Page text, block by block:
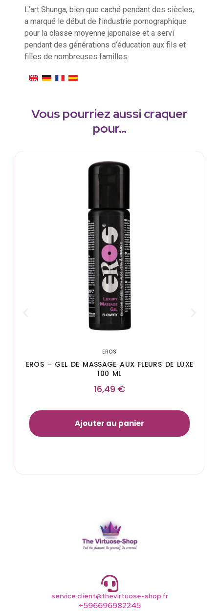
L’art Shunga, bien que caché pendant des siècles,
a marqué le début de l’industrie pornographique
pour la classe moyenne japonaise et a servi
pendant des générations d’éducation aux fils et
filles de nombreuses familles.
Vous pourriez aussi craquer
pour…
EROS
EROS – GEL DE MASSAGE AUX FLEURS DE LUXE
100 ML
16,49 €
Ajouter au panier
service.client@thevirtuose-shop.fr
+596696982245